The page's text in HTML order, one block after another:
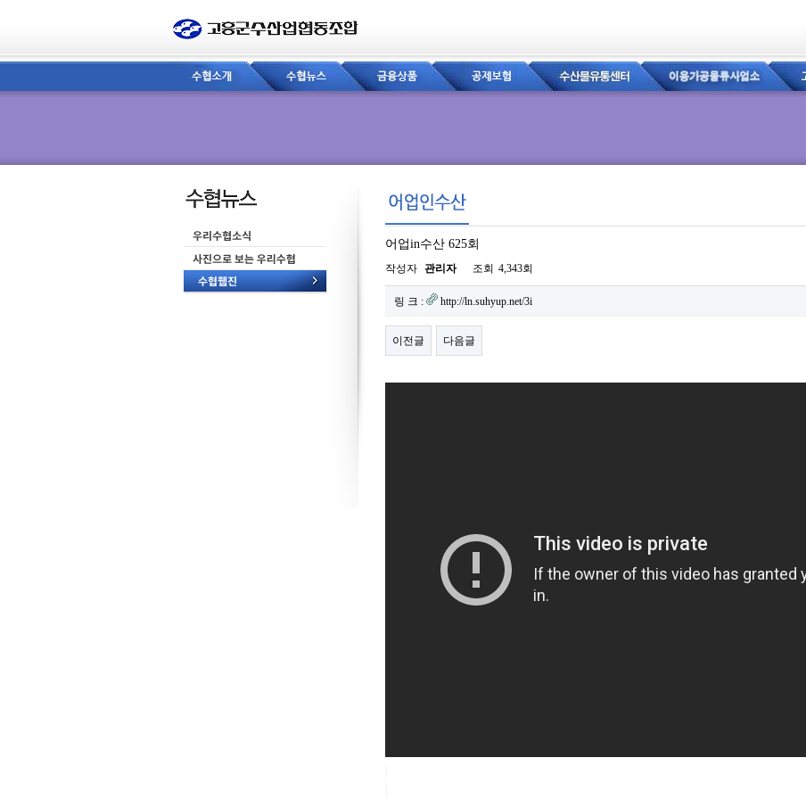
어업in수산 625회
페이지 정보
작성자 관리자 조회 4,343회
관련링크
링 크 : http://ln.suhyup.net/3i
이전글 다음글